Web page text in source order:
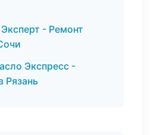
- Ремонт
Экспресс -
Рязань